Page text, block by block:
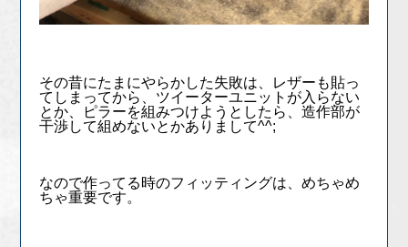
その昔にたまにやらかした失敗は、レザーも貼っ
てしまってから、ツイーターユニットが入らない
とか、ピラーを組みつけようとしたら、造作部が
干渉して組めないとかありまして^^;
なので作ってる時のフィッティングは、めちゃめ
ちゃ重要です。